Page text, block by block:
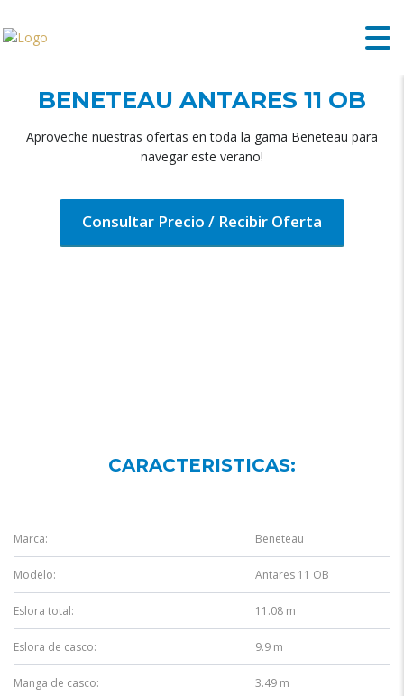
BENETEAU ANTARES 11 OB
Aproveche nuestras ofertas en toda la gama Beneteau para
navegar este verano!
Consultar Precio / Recibir Oferta
CARACTERISTICAS:
Marca: Beneteau
Modelo: Antares 11 OB
Eslora total: 11.08 m
Eslora de casco: 9.9 m
Manga de casco: 3.49 m